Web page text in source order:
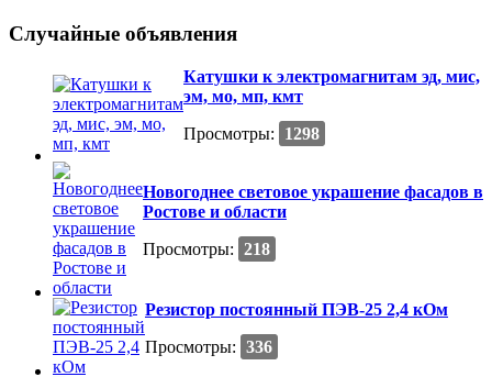
Случайные объявления
Катушки к электромагнитам эд, мис,
эм, мо, мп, кмт
Просмотры:
1298
Новогоднее световое украшение фасадов в
Ростове и области
Просмотры: 218
Резистор постоянный ПЭВ-25 2,4 кОм
Просмотры: 336